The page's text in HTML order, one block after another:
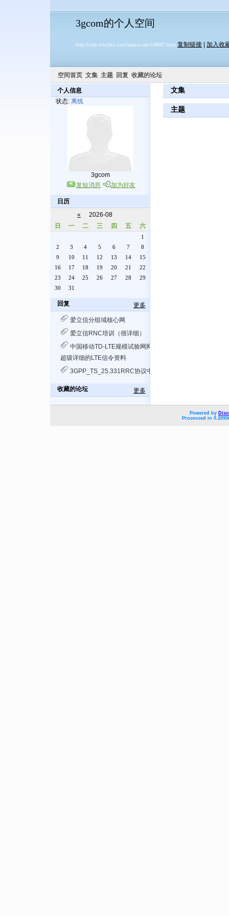
3gcom的个人空间
http://club.mscbsc.com/space-uid-108697.html 复制链接 加入收
空间首页 文集 主题 回复 收藏的论坛
个人信息
状态: 离线
3gcom
发短消息
加为好友
日历
«
2026-08
日
一 二 三 四 五 六
1
2
3 4 5 6 7
8
9
10 11 12 13 14
15
16
17 18 19 20 21
22
23
24 25 26 27 28
29
30
31
回复 更多
爱立信分组域核心网
爱立信RNC培训（很详细）
中国移动TD-LTE规模试验网网络优化指导手册.doc
超级详细的LTE信令资料
3GPP_TS_25.331RRC协议中文版
收藏的论坛 更多
文集
主题
Powered by
Processed in